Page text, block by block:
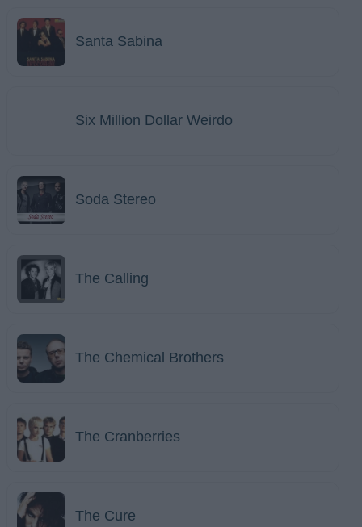
Santa Sabina
Six Million Dollar Weirdo
Soda Stereo
The Calling
The Chemical Brothers
The Cranberries
The Cure